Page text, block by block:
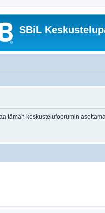
SBiL
tämän keskustelufoorumin